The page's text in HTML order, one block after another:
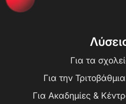
Για τα
Για την
Για Ακαδημίες &